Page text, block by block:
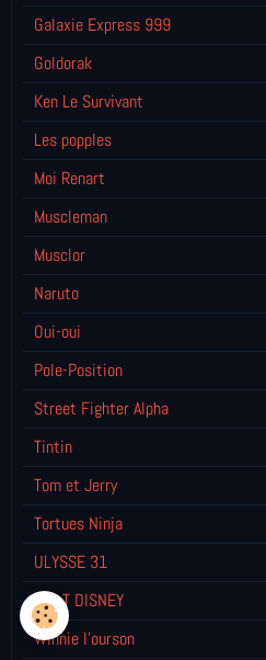
Galaxie Express 999
Goldorak
Ken Le Survivant
Les popples
Moi Renart
Muscleman
Musclor
Naruto
Oui-oui
Pole-Position
Street Fighter Alpha
Tintin
Tom et Jerry
Tortues Ninja
ULYSSE 31
WALT DISNEY
Winnie l’ourson